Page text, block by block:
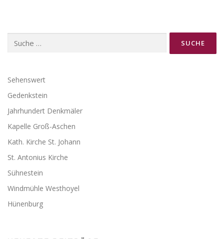
nach:
Sehenswert
Gedenkstein
Jahrhundert Denkmäler
Kapelle Groß-Aschen
Kath. Kirche St. Johann
St. Antonius Kirche
Sühnestein
Windmühle Westhoyel
Hünenburg